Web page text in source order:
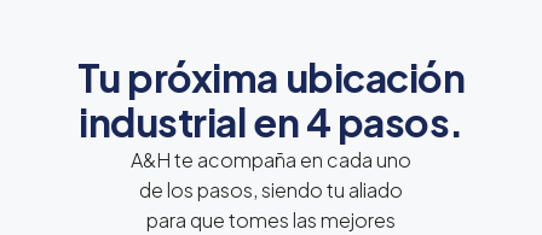
Tu próxima ubicación
industrial en 4 pasos.
A&H te acompaña en cada uno
de los pasos, siendo tu aliado
para que tomes las mejores